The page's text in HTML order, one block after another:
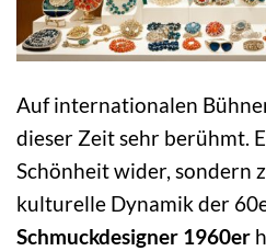
Auf internationalen
dieser Zeit sehr berühmt.
Schönheit wider, sondern
kulturelle Dynamik der
Schmuckdesigner 1960er